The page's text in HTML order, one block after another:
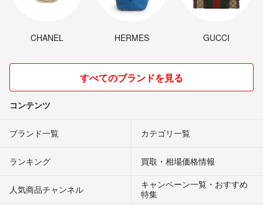
CHANEL HERMES GUCCI
すべてのブランドを見る
コンテンツ
ブランド一覧 カテゴリ一覧
ランキング 買取・相場価格情報
人気商品チャンネル
キャンペーン一覧・おすすめ
特集